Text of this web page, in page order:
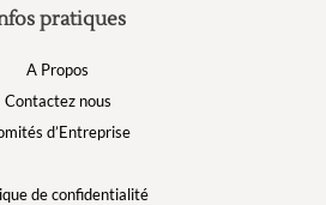
pratiques
A Propos
Contactez nous
d’Entreprise
de confidentialité